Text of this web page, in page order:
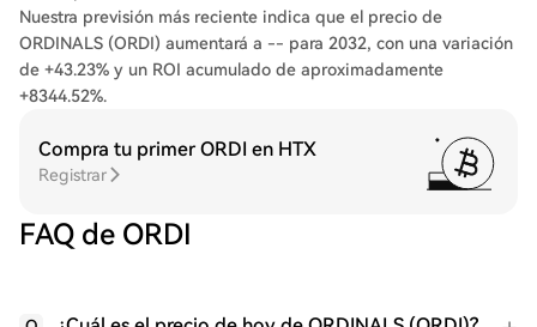
Nuestra previsión más reciente indica que el precio de
ORDINALS (ORDI) aumentará a -- para 2032, con una variación
de +43.23% y un ROI acumulado de aproximadamente
+8344.52%.
Compra tu primer ORDI en HTX
Registrar
FAQ de ORDI